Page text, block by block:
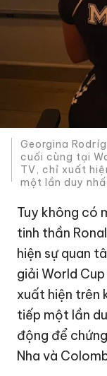
Georgina
cuối cùng tại
TV, chỉ xuất
một lần duy
Tuy không có
tinh thần
hiện sự quan
giải World
xuất hiện trên
tiếp một lần
động để
Nha và